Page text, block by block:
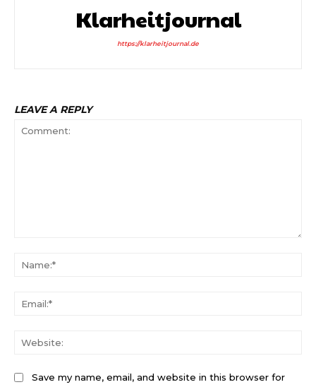
Klarheitjournal
https://klarheitjournal.de
LEAVE A REPLY
Save my name, email, and website in this browser for